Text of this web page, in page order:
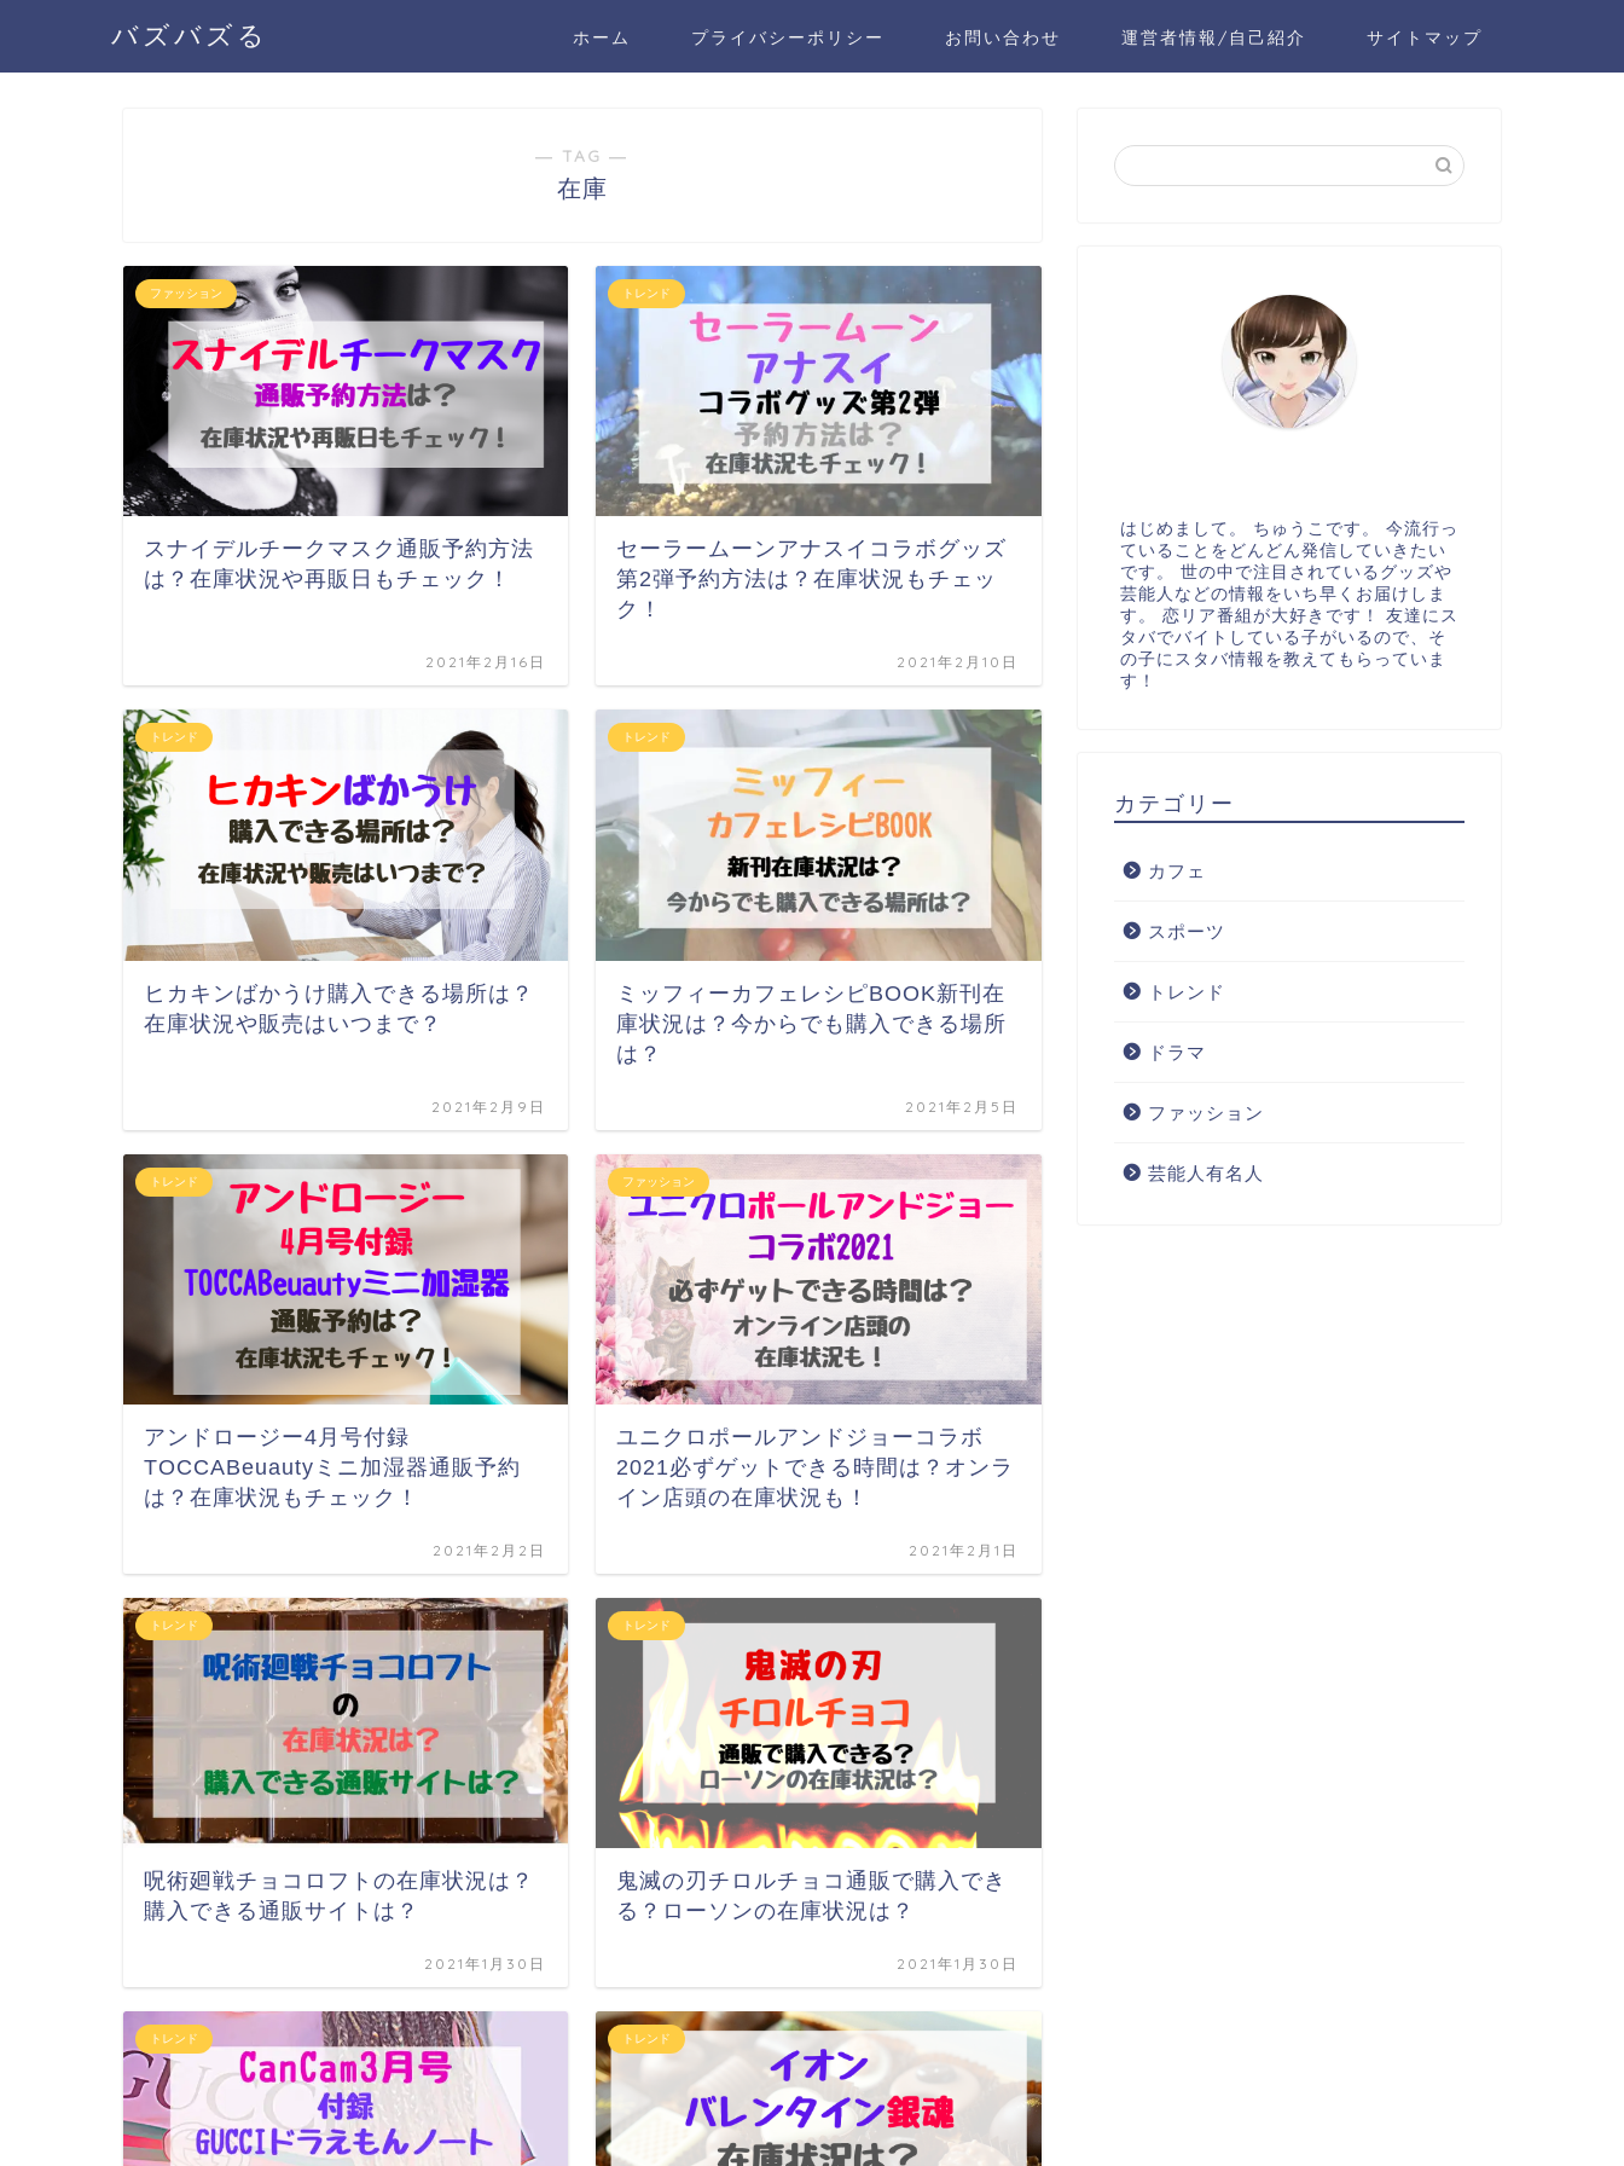
バズバズる ホーム プライバシーポリシー お問い合わせ 運営者情報/自己紹介 サイトマップ
― TAG ―
在庫
ファッション
スナイデルチークマスク通販予約方法
は？在庫状況や再販日もチェック！
2021年2月16日
トレンド
セーラームーンアナスイコラボグッズ
第2弾予約方法は？在庫状況もチェッ
ク！
2021年2月10日
トレンド
ヒカキンばかうけ購入できる場所は？
在庫状況や販売はいつまで？
2021年2月9日
トレンド
ミッフィーカフェレシピBOOK新刊在
庫状況は？今からでも購入できる場所
は？
2021年2月5日
トレンド
アンドロージー4月号付録
TOCCABeuautyミニ加湿器通販予約
は？在庫状況もチェック！
2021年2月2日
ファッション
ユニクロポールアンドジョーコラボ
2021必ずゲットできる時間は？オンラ
イン店頭の在庫状況も！
2021年2月1日
トレンド
呪術廻戦チョコロフトの在庫状況は？
購入できる通販サイトは？
2021年1月30日
トレンド
鬼滅の刃チロルチョコ通販で購入でき
る？ローソンの在庫状況は？
2021年1月30日
トレンド トレンド
はじめまして。 ちゅうこです。 今流行っ
ていることをどんどん発信していきたい
です。 世の中で注目されているグッズや
芸能人などの情報をいち早くお届けしま
す。 恋リア番組が大好きです！ 友達にス
タバでバイトしている子がいるので、そ
の子にスタバ情報を教えてもらっていま
す！
カテゴリー
カフェ
スポーツ
トレンド
ドラマ
ファッション
芸能人有名人